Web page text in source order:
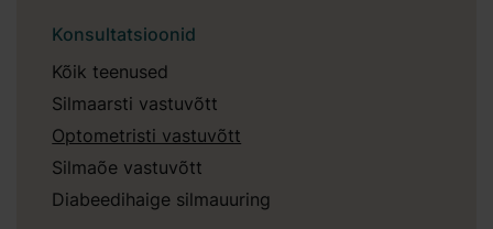
Konsultatsioonid
Kõik teenused
Silmaarsti vastuvõtt
Optometristi vastuvõtt
Silmaõe vastuvõtt
Diabeedihaige silmauuring